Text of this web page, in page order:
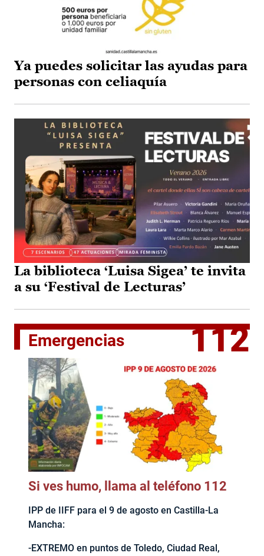
Ya puedes solicitar las ayudas para
personas con celiaquía
La biblioteca ‘Luisa Sigea’ te invita
a su ‘Festival de Lecturas’
Emergencias 112
Si ves humo, llama al teléfono 112
IPP de IIFF para el 9 de agosto en Castilla-La
Mancha:
-EXTREMO en puntos de Toledo, Ciudad Real,